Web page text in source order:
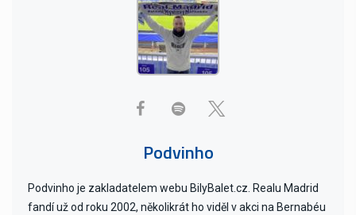
Podvinho
Podvinho je zakladatelem webu BilyBalet.cz. Realu Madrid
fandí už od roku 2002, několikrát ho viděl v akci na Bernabéu